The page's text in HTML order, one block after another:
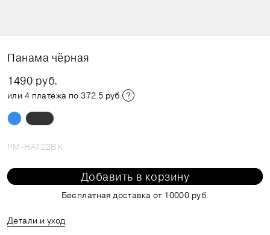
Панама чёрная
1490 руб.
или 4 платежа по 372.5 руб.
PM-HAT22BK
Добавить в корзину
Бесплатная доставка от 10000 руб.
Детали и уход